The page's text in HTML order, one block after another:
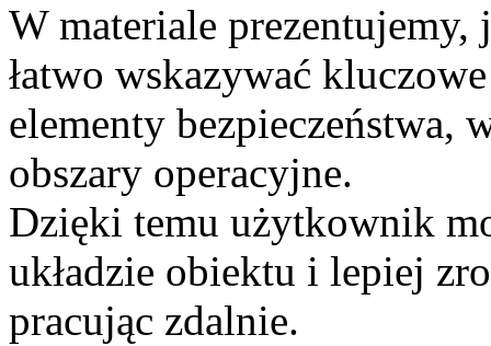
W materiale
łatwo wskazywać
elementy bezpieczeństwa,
obszary operacyjne.
Dzięki temu użytkownik
układzie obiektu i lepiej
pracując zdalnie.